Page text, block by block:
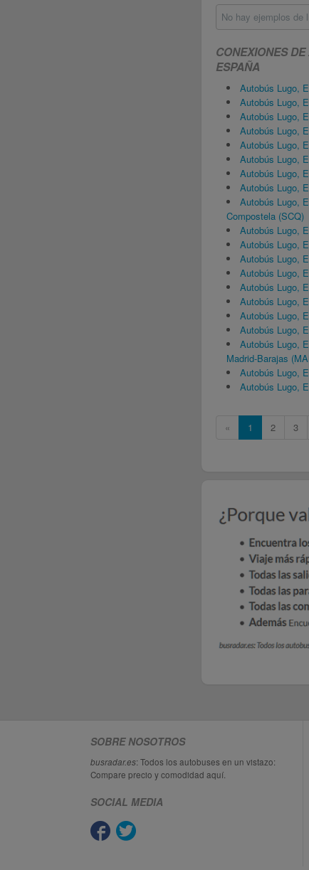
No hay ejemplos de
CONEXIONES
ESPAÑA
Autobús Lugo,
Autobús Lugo,
Autobús Lugo,
Autobús Lugo,
Autobús Lugo,
Autobús Lugo,
Autobús Lugo,
Autobús Lugo,
Autobús Lugo,
Compostela (SCQ)
Autobús Lugo,
Autobús Lugo,
Autobús Lugo,
Autobús Lugo,
Autobús Lugo,
Autobús Lugo,
Autobús Lugo,
Autobús Lugo,
Autobús Lugo,
Madrid-Barajas
Autobús Lugo,
Autobús Lugo,
« 1 2 3
SOBRE NOSOTROS
busradar.es: Todos los autobuses en un vistazo:
Compare precio y comodidad aquí.
SOCIAL MEDIA